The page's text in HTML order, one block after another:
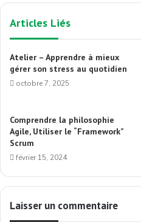
Articles Liés
Atelier – Apprendre à mieux
gérer son stress au quotidien
octobre 7, 2025
Comprendre la philosophie
Agile, Utiliser le “Framework”
Scrum
février 15, 2024
Laisser un commentaire